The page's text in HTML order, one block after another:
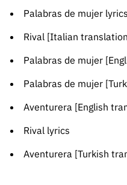
Palabras de mujer lyrics
Rival [Italian
Palabras de mujer
Palabras de mujer
Aventurera [English
Rival lyrics
Aventurera [Turkish